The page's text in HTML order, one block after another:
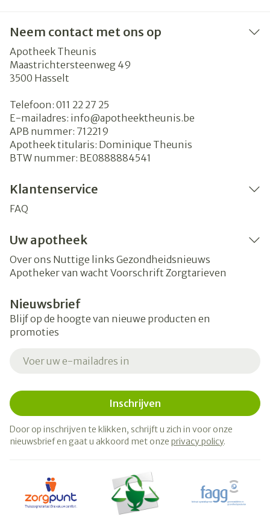
Neem contact met ons op
Apotheek Theunis
Maastrichtersteenweg 49
3500 Hasselt
Telefoon: 011 22 27 25
E-mailadres: info@apotheektheunis.be
APB nummer: 712219
Apotheek titularis: Dominique Theunis
BTW nummer: BE0888884541
Klantenservice
FAQ
Uw apotheek
Over ons Nuttige links Gezondheidsnieuws
Apotheker van wacht Voorschrift Zorgtarieven
Nieuwsbrief
Blijf op de hoogte van nieuwe producten en
promoties
Inschrijven
Door op inschrijven te klikken, schrijft u zich in voor onze
nieuwsbrief en gaat u akkoord met onze privacy policy.